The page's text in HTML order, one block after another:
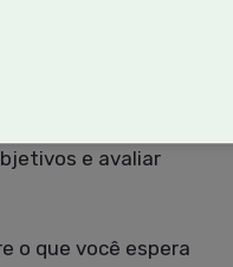
seja moldado
e avaliar
o que você espera